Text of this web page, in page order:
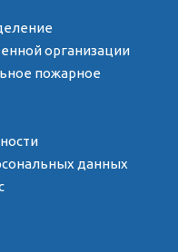
организации
пожарное
данных